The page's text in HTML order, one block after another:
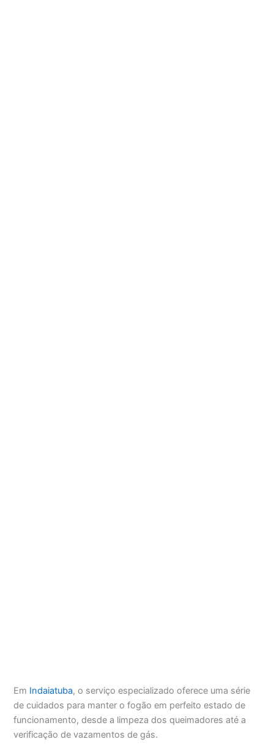
Em Indaiatuba, o serviço especializado oferece uma série
de cuidados para manter o fogão em perfeito estado de
funcionamento, desde a limpeza dos queimadores até a
verificação de vazamentos de gás.